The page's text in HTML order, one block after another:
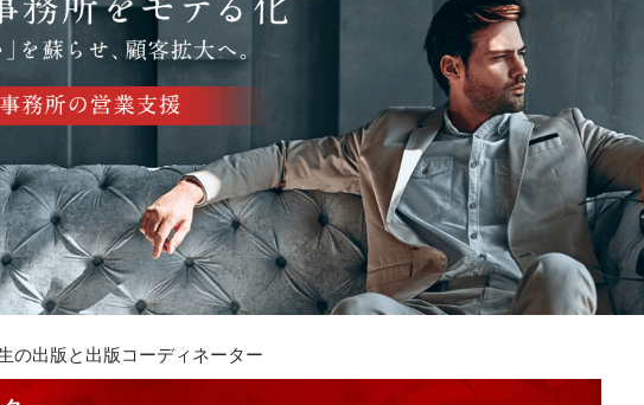
の出版と出版コーディネーター